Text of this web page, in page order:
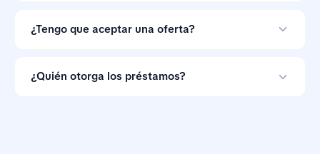
ofertas de préstamos.
¿Tengo que aceptar una oferta?
que puedes ignorarlas si las condiciones no te
¿Quién otorga los préstamos?